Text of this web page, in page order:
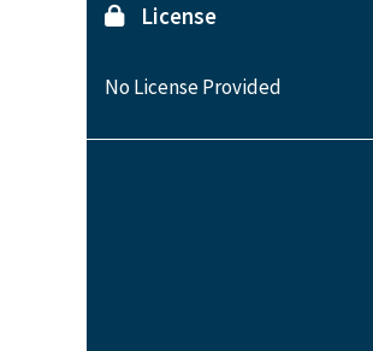
License
No License Provided